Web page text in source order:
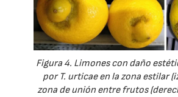
Figura 4. Limones con daño
por T. urticae en la zona estilar
zona de unión entre frutos